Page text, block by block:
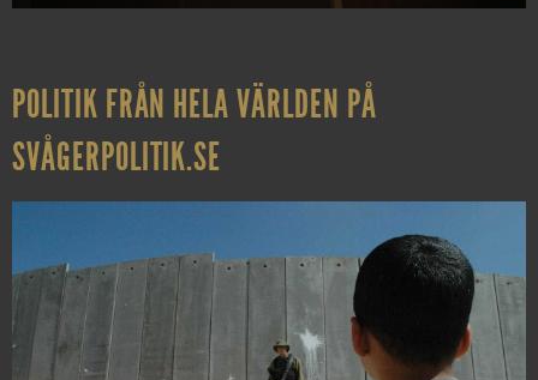
POLITIK FRÅN HELA VÄRLDEN PÅ
SVÅGERPOLITIK.SE